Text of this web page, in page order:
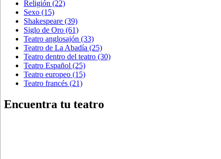
Religión (22)
Sexo (15)
Shakespeare (39)
Siglo de Oro (61)
Teatro anglosajón (33)
Teatro de La Abadía (25)
Teatro dentro del teatro (30)
Teatro Español (25)
Teatro europeo (15)
Teatro francés (21)
Encuentra tu teatro